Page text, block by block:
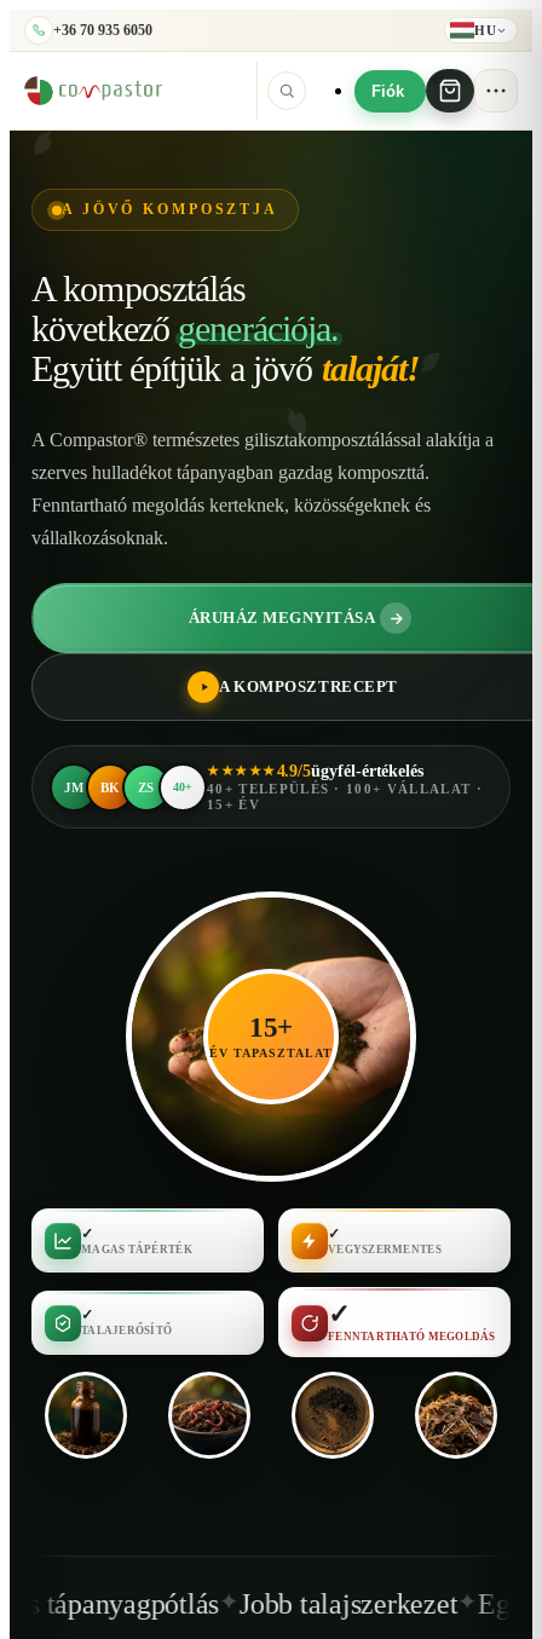
+36 70 935 6050 HU
Fiók
A JÖVŐ KOMPOSZTJA
A komposztálás
következő generációja.
Együtt építjük a jövő talaját!
A Compastor® természetes gilisztakomposztálással alakítja a
szerves hulladékot tápanyagban gazdag komposzttá.
Fenntartható megoldás kerteknek, közösségeknek és
vállalkozásoknak.
ÁRUHÁZ MEGNYITÁSA
A KOMPOSZTRECEPT
JM BK ZS 40+
★★★★★4.9/5ügyfél-értékelés
40+ TELEPÜLÉS · 100+ VÁLLALAT ·
15+ ÉV
15+
ÉV TAPASZTALAT
✓
MAGAS TÁPÉRTÉK
✓
VEGYSZERMENTES
✓
TALAJERŐSÍTŐ
✓
FENNTARTHATÓ MEGOLDÁS
✦Jobb talajszerkezet✦Egészségesebb